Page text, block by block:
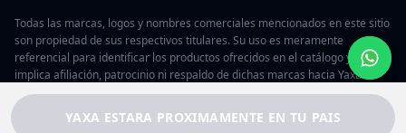
YAXA ESTARA PROXIMAMENTE EN TU PAIS
Todas las marcas, logos y nombres comerciales mencionados en este sitio
son propiedad de sus respectivos titulares. Su uso es meramente
referencial para identificar los productos ofrecidos en el catálogo y no
implica afiliación, patrocinio ni respaldo de dichas marcas hacia Yaxa.
© 2026 Yaxa Argentina. Todos los derechos reservados.